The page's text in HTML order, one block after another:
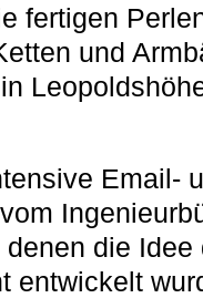
fertigen
und
Email-
die
entwickelt